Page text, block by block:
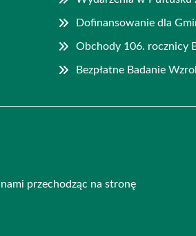
Dofinansowanie dla
Obchody 106. rocznicy
Bezpłatne Badanie
przechodząc na stronę